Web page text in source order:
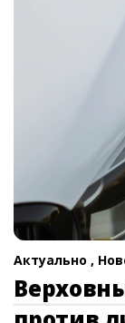
Актуально ,